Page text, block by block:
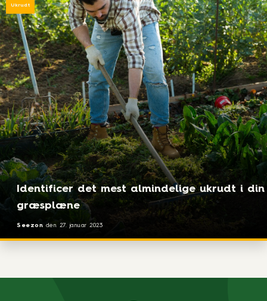
Identificer det mest almindelige ukrudt i din
græsplæne
Seezon den 27. januar 2023
Ukrudt